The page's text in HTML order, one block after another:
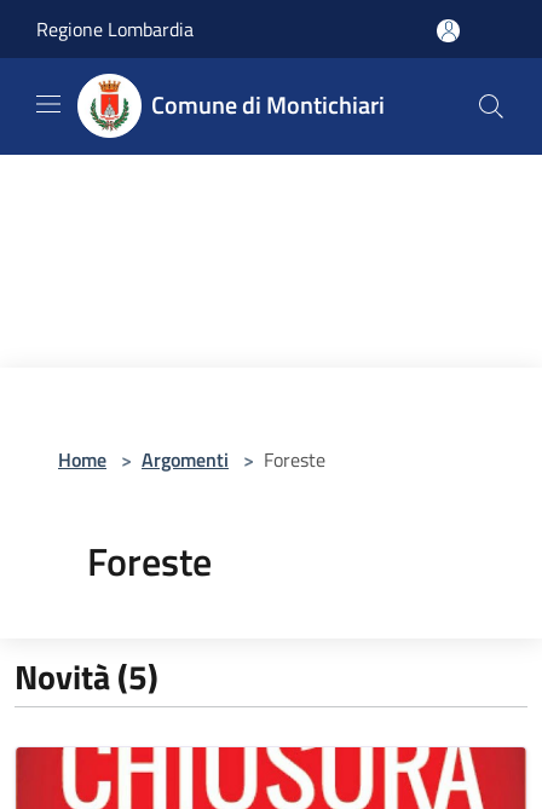
Regione Lombardia
Comune di Montichiari
Home > Argomenti > Foreste
Foreste
Novità (5)